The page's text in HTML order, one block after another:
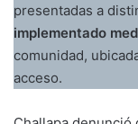
presentadas a
implementado
comunidad,
acceso.